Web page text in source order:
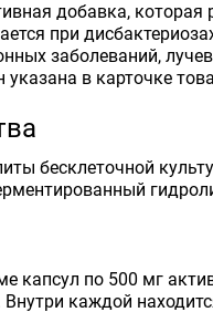
добавка,
при
заболеваний,
в карточке
бесклеточной
капсул по 500 мг
каждой